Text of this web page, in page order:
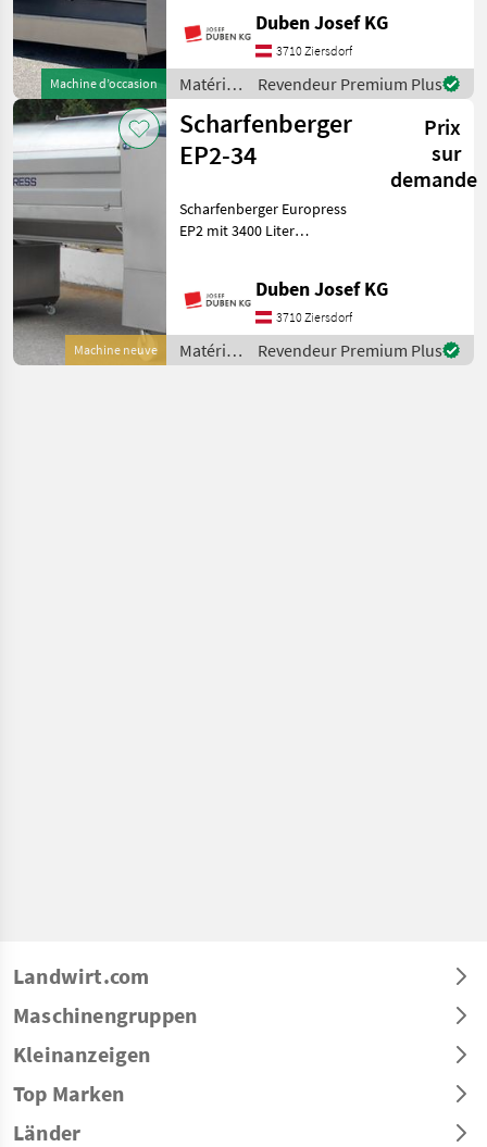
Machine d’occasion
verschiebbaren Türen,
vollautomatische
Steuerung, Display seitlich,
Zentralbefüllungsansch
Duben Josef KG
3710 Ziersdorf
Matériels
viticoles
/
Scharfenberger
Revendeur Premium Plus
Machine neuve
Scharfenberger
EP2-34
Prix
sur
demande
Scharfenberger Europress
EP2 mit 3400 Liter
Displaysteuerung mit
Touchscreen und 10-Zoll-
Monitor seitlich,
Funkfernbedienung, pneu
Duben Josef KG
3710 Ziersdorf
Matériels
viticoles
Revendeur Premium Plus
Landwirt.com
Maschinengruppen
Kleinanzeigen
Top Marken
Länder